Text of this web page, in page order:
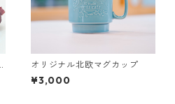
オリジナル北欧マグカップ
¥3,000